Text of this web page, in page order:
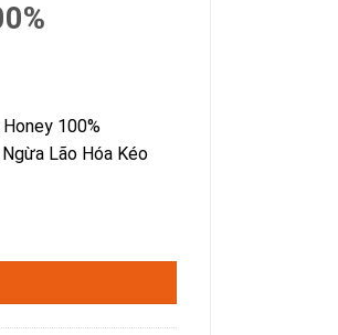
100%
Lão Hóa Kéo
Honey 100% số lượng